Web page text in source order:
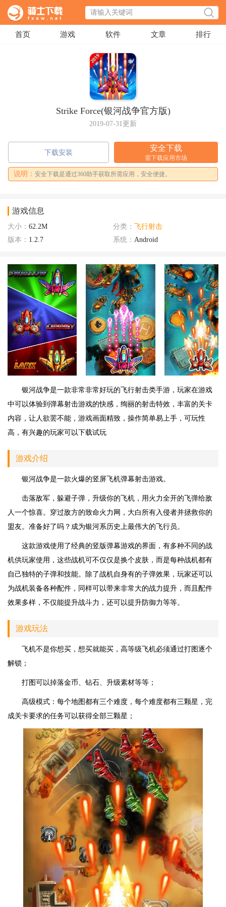
首页 游戏 软件 文章 排行
Strike Force(银河战争官方版)
2019-07-31更新
下载安装
安全下载
需下载应用市场
说明： 安全下载是通过360助手获取所需应用，安全便捷。
游戏信息
大小： 62.2M 分类：
飞行射击
版本： 1.2.7 系统： Android
银河战争是一款非常非常好玩的飞行射击类手游，玩家在游戏
中可以体验到弹幕射击游戏的快感，绚丽的射击特效，丰富的关卡
内容，让人欲罢不能，游戏画面精致，操作简单易上手，可玩性
高，有兴趣的玩家可以下载试玩
游戏介绍
银河战争是一款火爆的竖屏飞机弹幕射击游戏。
击落敌军，躲避子弹，升级你的飞机，用火力全开的飞弹给敌
人一个惊喜。穿过敌方的致命火力网，大白所有入侵者并拯救你的
盟友。准备好了吗？成为银河系历史上最伟大的飞行员。
这款游戏使用了经典的竖版弹幕游戏的界面，有多种不同的战
机供玩家使用，这些战机可不仅仅是换个皮肤，而是每种战机都有
自己独特的子弹和技能。除了战机自身有的子弹效果，玩家还可以
为战机装备各种配件，同样可以带来非常大的战力提升，而且配件
效果多样，不仅能提升战斗力，还可以提升防御力等等。
游戏玩法
飞机不是你想买，想买就能买，高等级飞机必须通过打图逐个
解锁；
打图可以掉落金币、钻石、升级素材等等；
高级模式：每个地图都有三个难度，每个难度都有三颗星，完
成关卡要求的任务可以获得全部三颗星；